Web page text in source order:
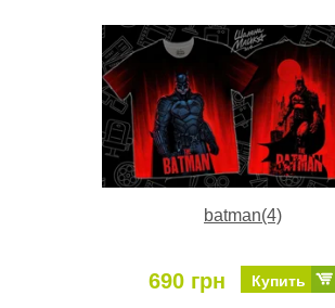
batman(4)
690 грн Купить